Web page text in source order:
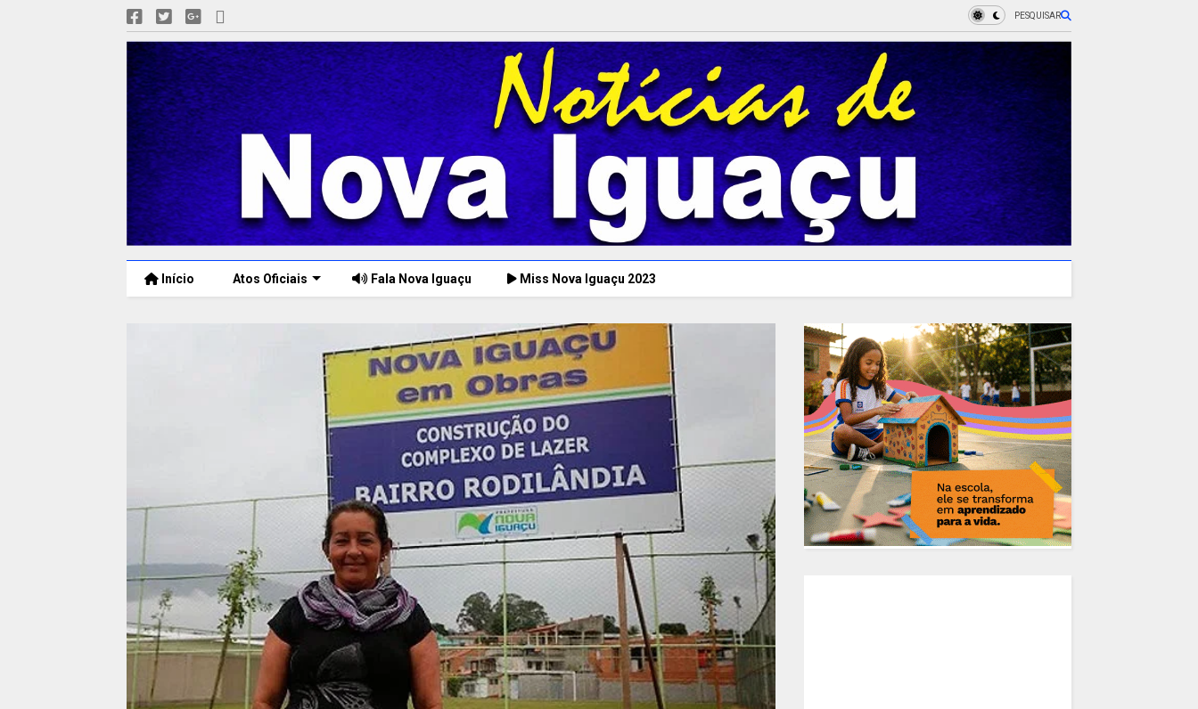
PESQUISAR
Início Atos Oficiais Fala Nova Iguaçu Miss Nova Iguaçu 2023